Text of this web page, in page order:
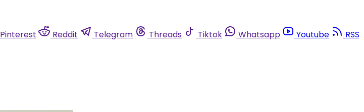
Pinterest Reddit Telegram Threads Tiktok Whatsapp Youtube
RSS